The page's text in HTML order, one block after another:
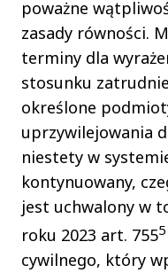
poważne
zasady równości.
terminy dla
stosunku
określone
uprzywilejowania
niestety w
kontynuowany,
jest uchwalony w
roku 2023 art. 7555
cywilnego, który